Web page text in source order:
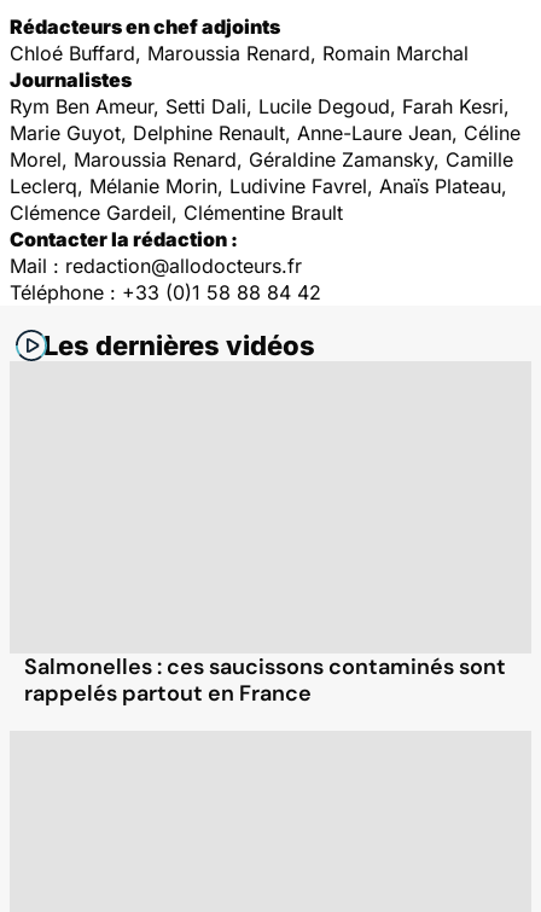
Rédacteurs en chef adjoints
Chloé Buffard, Maroussia Renard, Romain Marchal
Journalistes
Rym Ben Ameur, Setti Dali, Lucile Degoud, Farah Kesri,
Marie Guyot, Delphine Renault, Anne-Laure Jean, Céline
Morel, Maroussia Renard, Géraldine Zamansky, Camille
Leclerq, Mélanie Morin, Ludivine Favrel, Anaïs Plateau,
Clémence Gardeil, Clémentine Brault
Contacter la rédaction :
Mail : redaction@allodocteurs.fr
Téléphone : +33 (0)1 58 88 84 42
Les dernières vidéos
Salmonelles : ces saucissons contaminés sont
rappelés partout en France